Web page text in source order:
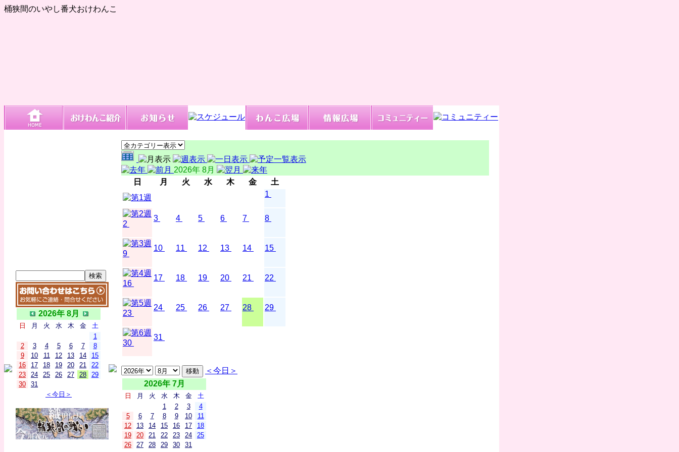
桶狭間のいやし番犬おけわんこ
2026年 8月
日 月 火 水 木 金
土
1
2
3 4 5 6 7
8
9
10 11 12 13 14
15
16
17 18 19 20 21
22
23
24 25 26 27 28
29
30
31
＜今日＞
2026年 8月
日
月 火 水 木 金
土
1
2
3 4 5 6 7 8
9
10 11 12 13 14 15
16
17 18 19 20 21 22
23
24 25 26 27 28 29
30
31
＜今日＞
2026年 7月
日 月 火 水 木 金
土
1
2 3
4
5
6 7 8 9 10
11
12
13 14 15 16 17
18
19
20 21 22 23 24
25
26
27 28 29 30 31